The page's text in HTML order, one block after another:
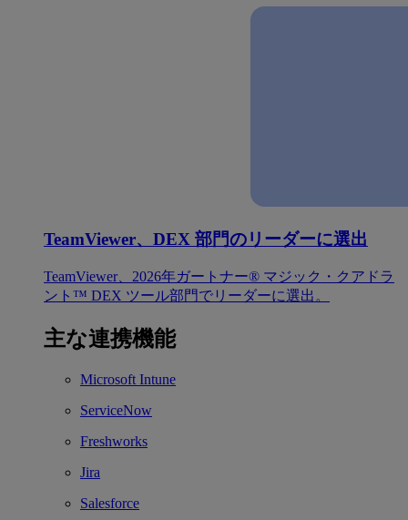
TeamViewer、DEX 部門のリーダーに選出
TeamViewer、2026年ガートナー® マジック・クアドラ
ント™ DEX ツール部門でリーダーに選出。
主な連携機能
Microsoft Intune
ServiceNow
Freshworks
Jira
Salesforce